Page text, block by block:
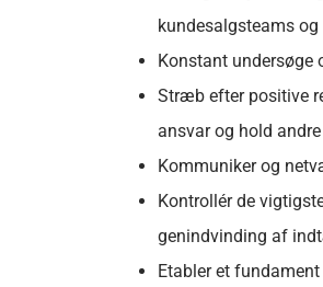
kundesalgsteams
Konstant undersøge
Stræb efter positive
ansvar og hold
Kommuniker og
Kontrollér de
genindvinding af
Etabler et